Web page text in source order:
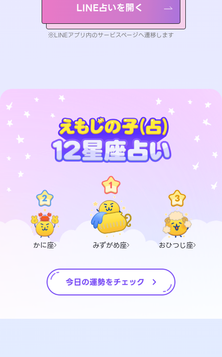
LINE占いを開く
※LINEアプリ内のサービスページへ遷移します
かに座 みずがめ座 おひつじ座